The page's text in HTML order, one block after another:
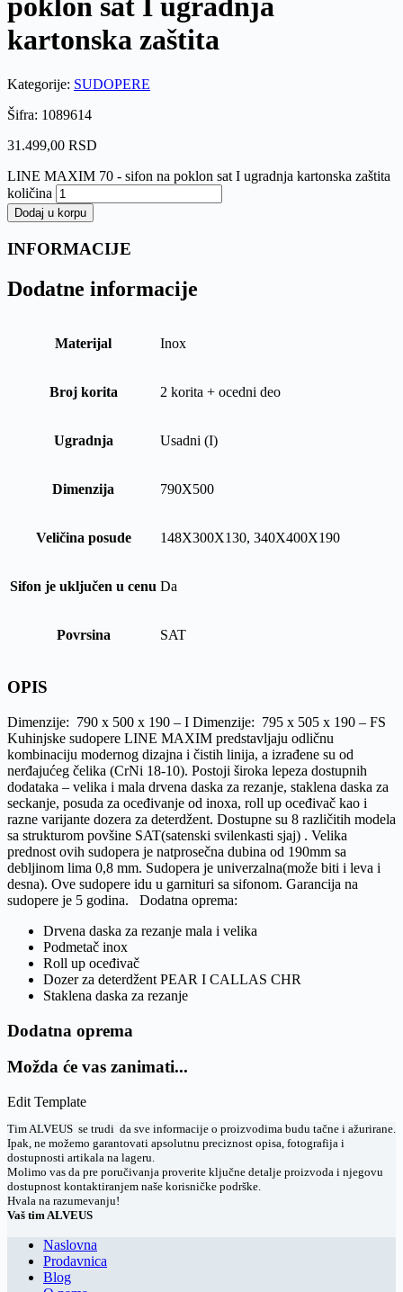
poklon sat I ugradnja
kartonska zaštita
Kategorije: SUDOPERE
Šifra: 1089614
31.499,00 RSD
LINE MAXIM 70 - sifon na poklon sat I ugradnja kartonska zaštita
količina
Dodaj u korpu
INFORMACIJE
Dodatne informacije
Materijal Inox
Broj korita 2 korita + ocedni deo
Ugradnja Usadni (I)
Dimenzija 790X500
Veličina posude 148X300X130, 340X400X190
Sifon je uključen u cenu Da
Povrsina SAT
OPIS
Dimenzije: 790 x 500 x 190 – I Dimenzije: 795 x 505 x 190 – FS
Kuhinjske sudopere LINE MAXIM predstavljaju odličnu
kombinaciju modernog dizajna i čistih linija, a izrađene su od
nerđajućeg čelika (CrNi 18-10). Postoji široka lepeza dostupnih
dodataka – velika i mala drvena daska za rezanje, staklena daska za
seckanje, posuda za oceđivanje od inoxa, roll up oceđivač kao i
razne varijante dozera za deterdžent. Dostupne su 8 različitih modela
sa strukturom povšine SAT(satenski svilenkasti sjaj) . Velika
prednost ovih sudopera je natprosečna dubina od 190mm sa
debljinom lima 0,8 mm. Sudopera je univerzalna(može biti i leva i
desna). Ove sudopere idu u garnituri sa sifonom. Garancija na
sudopere je 5 godina. Dodatna oprema:
Drvena daska za rezanje mala i velika
Podmetač inox
Roll up oceđivač
Dozer za deterdžent PEAR I CALLAS CHR
Staklena daska za rezanje
Dodatna oprema
Možda će vas zanimati...
Edit Template
Tim ALVEUS se trudi da sve informacije o proizvodima budu tačne i ažurirane.
Ipak, ne možemo garantovati apsolutnu preciznost opisa, fotografija i
dostupnosti artikala na lageru.
Molimo vas da pre poručivanja proverite ključne detalje proizvoda i njegovu
dostupnost kontaktiranjem naše korisničke podrške.
Hvala na razumevanju!
Vaš tim ALVEUS
Naslovna
Prodavnica
Blog